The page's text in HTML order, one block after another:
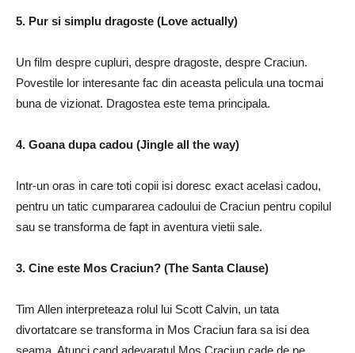
5. Pur si simplu dragoste (Love actually)
Un film despre cupluri, despre dragoste, despre Craciun.
Povestile lor interesante fac din aceasta pelicula una tocmai
buna de vizionat. Dragostea este tema principala.
4. Goana dupa cadou (Jingle all the way)
Intr-un oras in care toti copii isi doresc exact acelasi cadou,
pentru un tatic cumpararea cadoului de Craciun pentru copilul
sau se transforma de fapt in aventura vietii sale.
3. Cine este Mos Craciun? (The Santa Clause)
Tim Allen interpreteaza rolul lui Scott Calvin, un tata
divortatcare se transforma in Mos Craciun fara sa isi dea
seama. Atunci cand adevaratul Mos Craciun cade de pe